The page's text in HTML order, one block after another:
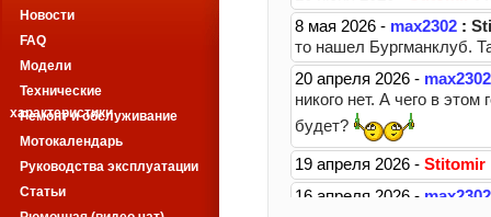
Новости
FAQ
Модели
Технические
характеристики
Ремонт и обслуживание
Мотокалендарь
Руководства эксплуатации
Статьи